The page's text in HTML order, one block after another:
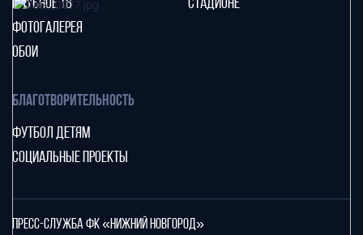
КЛУБНОЕ ТВ
ФОТОГАЛЕРЕЯ
ОБОИ
СТАДИОНЕ
БЛАГОТВОРИТЕЛЬНОСТЬ
ФУТБОЛ ДЕТЯМ
СОЦИАЛЬНЫЕ ПРОЕКТЫ
ПРЕСС-СЛУЖБА ФК «НИЖНИЙ НОВГОРОД»